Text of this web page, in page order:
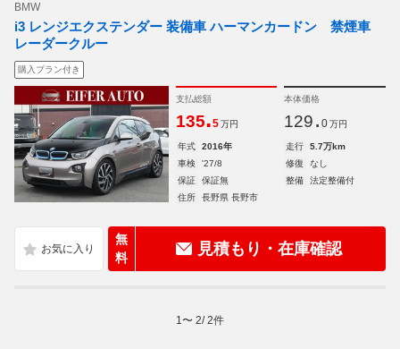
BMW
i3 レンジエクステンダー 装備車 ハーマンカードン 禁煙車
レーダークルー
購入プラン付き
支払総額
135.5 万円
本体価格
129. 0 万円
年式 2016年 走行
5.7万km
車検
'27/8 修復
なし
保証
保証無 整備
法定整備付
住所
長野県 長野市
無
料
見積もり・在庫確認
1 〜 2/2件